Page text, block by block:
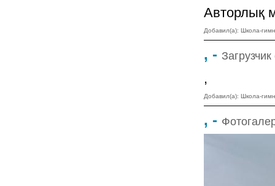
Авторлық
Добавил(а): Школа-
, -
,
Добавил(а): Школа-
, -